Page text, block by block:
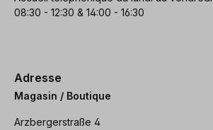
08:30 - 12:30 & 14:00 - 16:30
Adresse
Magasin / Boutique
Arzbergerstraße 4